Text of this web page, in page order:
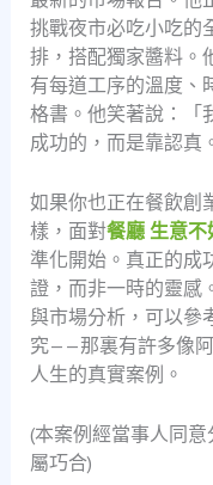
挑戰夜市必吃小吃
排，搭配獨家醬料。
有每道工序的溫度、
格書。他笑著說：「
成功的，而是靠認真
如果你也正在餐飲創
樣，面對餐廳 生意不
準化開始。真正的成
證，而非一時的靈感
與市場分析，可以參
究——那裏有許多像
人生的真實案例。
(本案例經當事人同
屬巧合)